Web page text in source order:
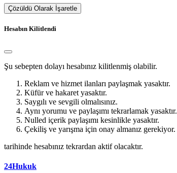
Çözüldü Olarak İşaretle
Hesabın Kilitlendi
Şu sebepten dolayı hesabınız kilitlenmiş olabilir.
Reklam ve hizmet ilanları paylaşmak yasaktır.
Küfür ve hakaret yasaktır.
Saygılı ve sevgili olmalısınız.
Aynı yorumu ve paylaşımı tekrarlamak yasaktır.
Nulled içerik paylaşımı kesinlikle yasaktır.
Çekiliş ve yarışma için onay almanız gerekiyor.
tarihinde hesabınız tekrardan aktif olacaktır.
24Hukuk